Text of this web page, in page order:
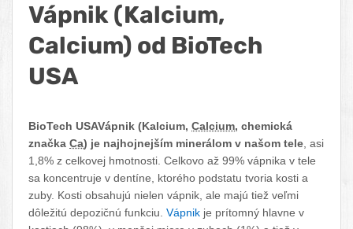
Vápnik (Kalcium,
Calcium) od BioTech
USA
Facebook
Twitter
Pinterest
LinkedIn
Tumblr
reddit
BioTech USAVápnik (Kalcium, Calcium, chemická
značka Ca) je najhojnejším minerálom v našom tele , asi
1,8% z celkovej hmotnosti. Celkovo až 99% vápnika v tele
sa koncentruje v dentíne, ktorého podstatu tvoria kosti a
zuby. Kosti obsahujú nielen vápnik, ale majú tiež veľmi
dôležitú depozičnú funkciu. Vápnik je prítomný hlavne v